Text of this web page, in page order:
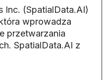
Inc. (SpatialData.AI)
wprowadza
przetwarzania
SpatialData.AI z